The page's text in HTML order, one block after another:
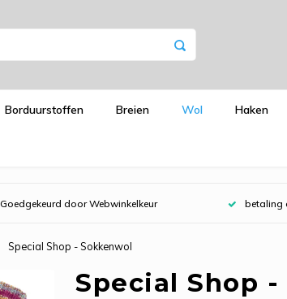
Borduurstoffen Breien Wol Haken
Goedgekeurd door Webwinkelkeur betaling
Special Shop - Sokkenwol
Special Shop